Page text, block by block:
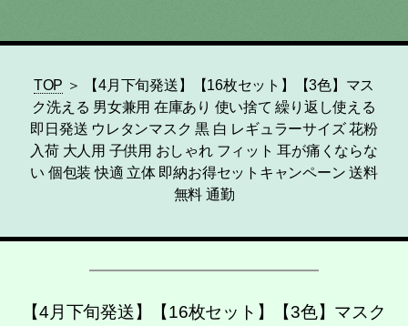
TOP ＞ 【4月下旬発送】【16枚セット】【3色】マス
ク洗える 男女兼用 在庫あり 使い捨て 繰り返し使える
即日発送 ウレタンマスク 黒 白 レギュラーサイズ 花粉
入荷 大人用 子供用 おしゃれ フィット 耳が痛くならな
い 個包装 快適 立体 即納お得セットキャンペーン 送料
無料 通勤
【4月下旬発送】【16枚セット】【3色】マスク